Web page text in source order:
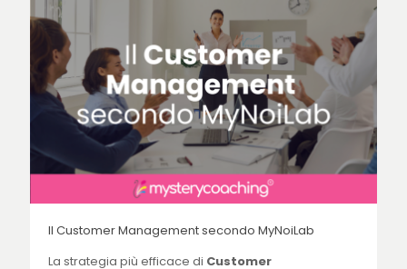
Il Customer Management secondo MyNoiLab
La strategia più efficace di Customer